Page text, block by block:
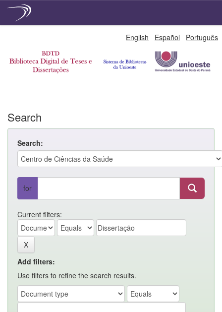
English Español Português
Search
Search:
for
Current filters:
Add filters:
Use filters to refine the search results.